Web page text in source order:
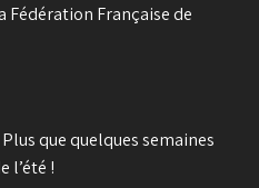
Fédération Française de
que quelques semaines
l’été !